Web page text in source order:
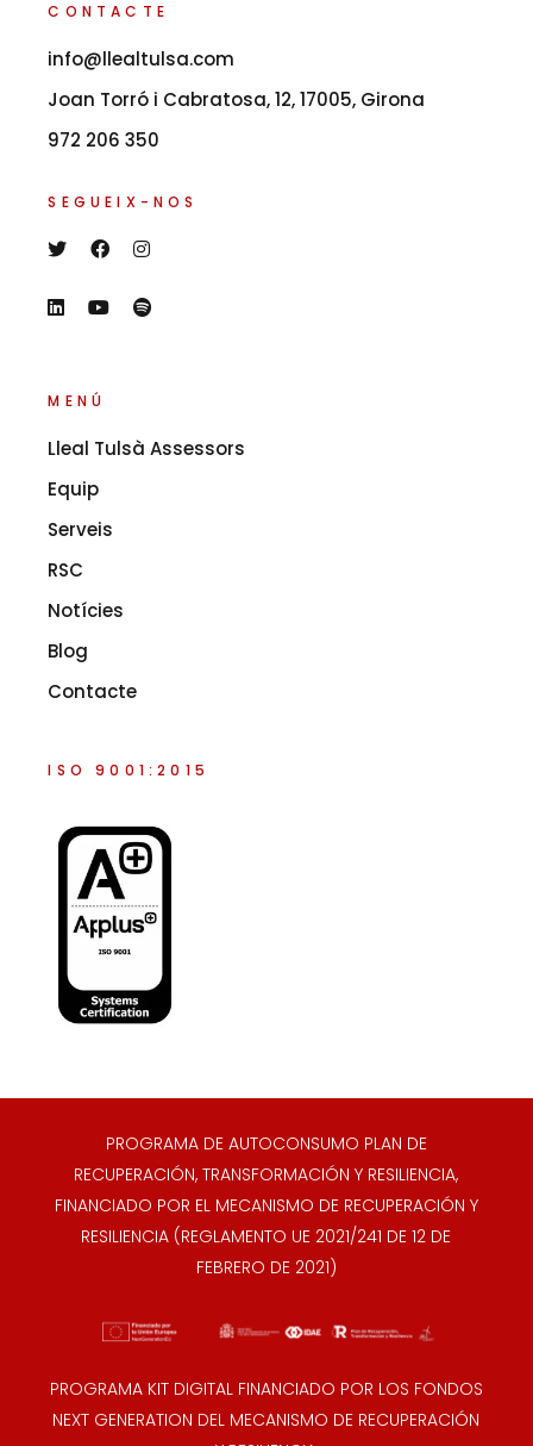
CONTACTE
info@llealtulsa.com
Joan Torró i Cabratosa, 12, 17005, Girona
972 206 350
SEGUEIX-NOS
MENÚ
Lleal Tulsà Assessors
Equip
Serveis
RSC
Notícies
Blog
Contacte
ISO 9001:2015
PROGRAMA DE AUTOCONSUMO PLAN DE
RECUPERACIÓN, TRANSFORMACIÓN Y RESILIENCIA,
FINANCIADO POR EL MECANISMO DE RECUPERACIÓN Y
RESILIENCIA (REGLAMENTO UE 2021/241 DE 12 DE
FEBRERO DE 2021)
PROGRAMA KIT DIGITAL FINANCIADO POR LOS FONDOS
NEXT GENERATION DEL MECANISMO DE RECUPERACIÓN